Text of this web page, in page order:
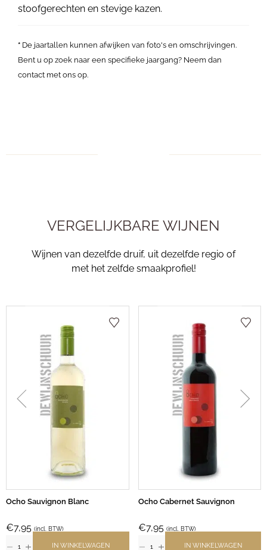
stoofgerechten en stevige kazen.
* De jaartallen kunnen afwijken van foto's en omschrijvingen.
Bent u op zoek naar een specifieke jaargang? Neem dan
contact met ons op.
VERGELIJKBARE WIJNEN
Wijnen van dezelfde druif, uit dezelfde regio of
met het zelfde smaakprofiel!
Ocho Sauvignon Blanc
€7,95 (incl. BTW)
IN WINKELWAGEN
Ocho Cabernet Sauvignon
€7,95 (incl. BTW)
IN WINKELWAGEN